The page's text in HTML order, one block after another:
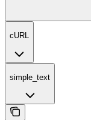
cURL
simple_text